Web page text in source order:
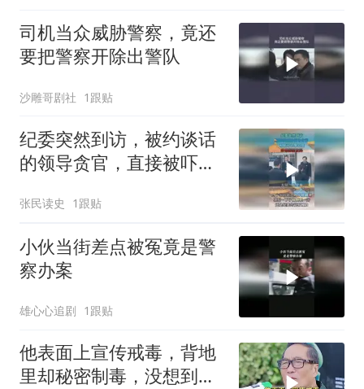
司机当众威胁警察，竟还
要把警察开除出警队
沙雕哥剧社 1跟贴
纪委突然到访，被约谈话
的领导贪官，直接被吓得
张民读史 1跟贴
小伙当街差点被冤竟是警
察办案
雄心心追剧 1跟贴
他表面上宣传戒毒，背地
里却秘密制毒，没想到败